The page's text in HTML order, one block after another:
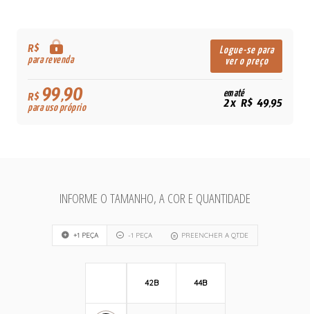
R$
para revenda
Logue-se para
ver o preço
R$99,90
para uso próprio
em até
2x R$ 49,95
INFORME O TAMANHO, A COR E QUANTIDADE
+1 PEÇA -1 PEÇA PREENCHER A QTDE
42B 44B